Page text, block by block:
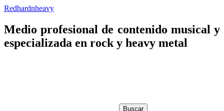
Redhardnheavy
Medio profesional de contenido musical y
especializada en rock y heavy metal